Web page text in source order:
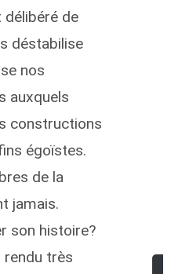
délibéré de
déstabilise
nos
auxquels
constructions
égoïstes.
de la
jamais.
son histoire?
rendu très